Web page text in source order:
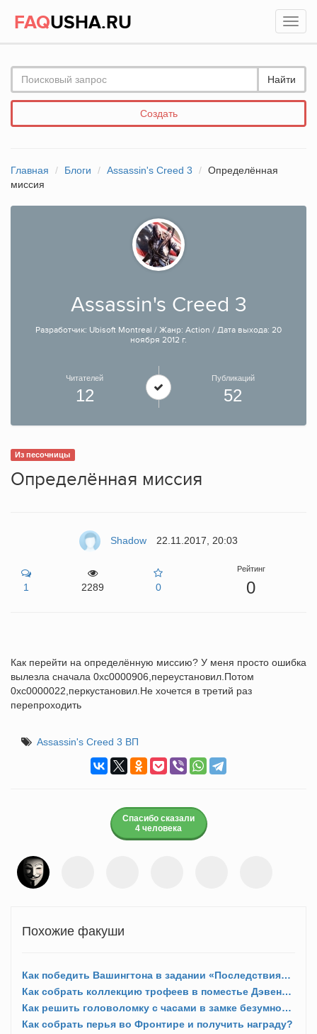
FAQUSHA.RU
Найти
Создать
Главная Блоги Assassin's Creed 3
Определённая
миссия
Assassin's Creed 3
Разработчик: Ubisoft Montreal / Жанр: Action / Дата выхода: 20
ноября 2012 г.
Читателей
12
Публикаций
52
Из песочницы
Определённая миссия
Shadow 22.11.2017, 20:03
1 2289 0
Рейтинг
0
Как перейти на определённую миссию? У меня просто ошибка
вылезла сначала 0хс0000906,переустановил.Потом
0хс0000022,перкустановил.Не хочется в третий раз
перепроходить
Assassin's Creed 3 ВП
Спасибо сказали
4 человека
Похожие факуши
Как победить Вашингтона в задании «Последствия» и «Последний поединок»?
Как собрать коллекцию трофеев в поместье Дэвенпорта?
Как решить головоломку с часами в замке безумного доктора?
Как собрать перья во Фронтире и получить награду?